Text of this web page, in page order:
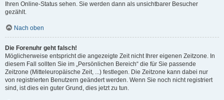
Ihren Online-Status sehen. Sie werden dann als unsichtbarer Besucher
gezählt.
Nach oben
Die Forenuhr geht falsch!
Möglicherweise entspricht die angezeigte Zeit nicht Ihrer eigenen Zeitzone. In
diesem Fall sollten Sie im „Persönlichen Bereich“ die für Sie passende
Zeitzone (Mitteleuropäische Zeit, ...) festlegen. Die Zeitzone kann dabei nur
von registrierten Benutzern geändert werden. Wenn Sie noch nicht registriert
sind, ist dies ein guter Grund, dies jetzt zu tun.